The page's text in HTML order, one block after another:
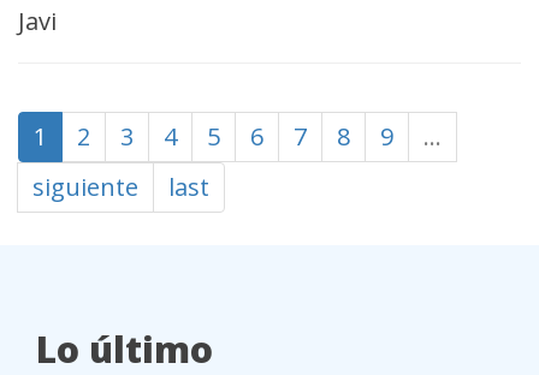
Javi
1 2 3 4 5 6 7 8 9
…
siguiente
last
Lo último